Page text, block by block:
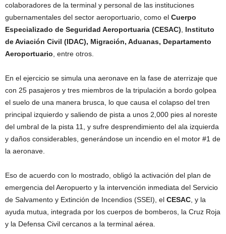
colaboradores de la terminal y personal de las instituciones
gubernamentales del sector aeroportuario, como el Cuerpo
Especializado de Seguridad Aeroportuaria (CESAC)
Instituto
de Aviación Civil (IDAC), Migración, Aduanas, Departamento
Aeroportuario , entre otros.
En el ejercicio se simula una aeronave en la fase de aterrizaje que
con 25 pasajeros y tres miembros de la tripulación a bordo golpea
el suelo de una manera brusca, lo que causa el colapso del tren
principal izquierdo y saliendo de pista a unos 2,000 pies al noreste
del umbral de la pista 11, y sufre desprendimiento del ala izquierda
y daños considerables, generándose un incendio en el motor #1 de
la aeronave.
Eso de acuerdo con lo mostrado, obligó la activación del plan de
emergencia del Aeropuerto y la intervención inmediata del Servicio
de Salvamento y Extinción de Incendios (SSEI), el CESAC , y la
ayuda mutua, integrada por los cuerpos de bomberos, la Cruz Roja
y la Defensa Civil cercanos a la terminal aérea.